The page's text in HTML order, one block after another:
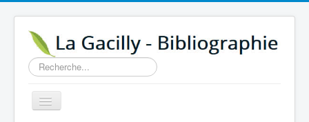
Rechercher
Basculer
la